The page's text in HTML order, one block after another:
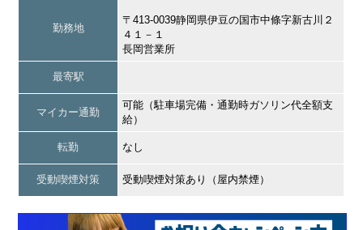
勤務地
〒413-0039静岡県伊豆の国市中條字新古川２
４１－１
長岡営業所
最寄駅
マイカー通勤
可能（駐車場完備・通勤時ガソリン代全額支
給）
転勤 なし
受動喫煙対策 受動喫煙対策あり（屋内禁煙）